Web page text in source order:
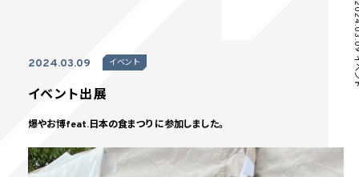
2024.03.09 イベント
イベント出展
爆やお博feat.日本の食まつり に参加しました。